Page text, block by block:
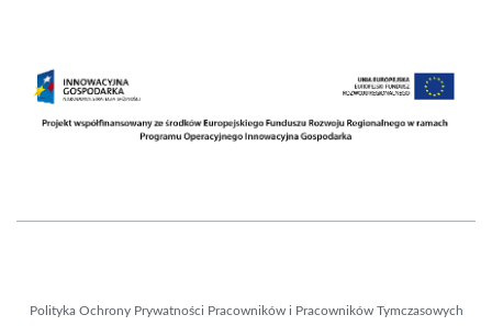
Polityka Ochrony Prywatności Pracowników i Pracowników Tymczasowych